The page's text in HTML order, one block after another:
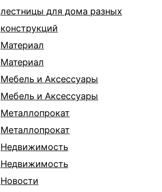
лестницы для дома разных
конструкций
Материал
Материал
Мебель и Аксессуары
Мебель и Аксессуары
Металлопрокат
Металлопрокат
Недвижимость
Недвижимость
Новости